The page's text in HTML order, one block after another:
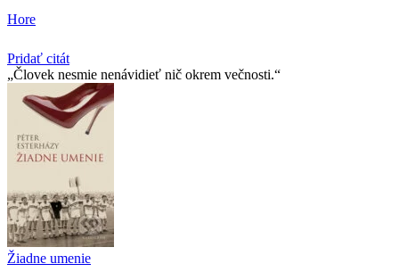
Hore
Pridať citát
Človek nesmie nenávidieť nič okrem večnosti.
Žiadne umenie